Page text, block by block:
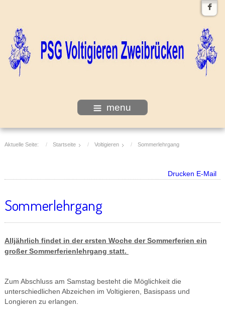
menu
Aktuelle Seite: Startseite Voltigieren Sommerlehrgang
Drucken E-Mail
Sommerlehrgang
Alljährlich findet in der ersten Woche der Sommerferien ein
großer Sommerferienlehrgang statt.
Zum Abschluss am Samstag besteht die Möglichkeit die
unterschiedlichen Abzeichen im Voltigieren, Basispass und
Longieren zu erlangen.